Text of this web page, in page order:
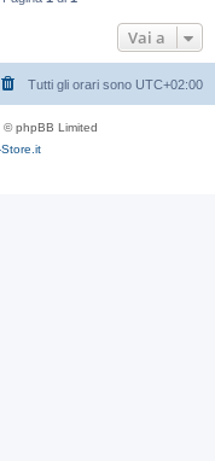
Vai a
Tutti gli orari sono UTC+02:00
© phpBB Limited